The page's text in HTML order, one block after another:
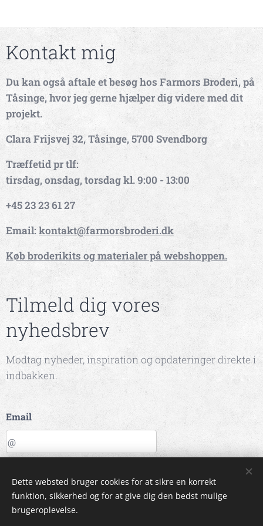
Kontakt mig
Du kan også aftale et besøg hos Farmors Broderi, på
Tåsinge, hvor jeg gerne hjælper dig videre med dit
projekt.
Clara Frijsvej 32, Tåsinge, 5700 Svendborg
Træffetid pr tlf:
tirsdag, onsdag, torsdag kl. 9:00 - 13:00
+45 23 23 61 27
Email:kontakt@farmorsbroderi.dk
Køb broderikits og materialer på webshoppen.
Tilmeld dig vores
nyhedsbrev
Modtag nyheder, inspiration og opdateringer direkte i
indbakken.
Email
Dette websted bruger cookies for at sikre en korrekt
funktion, sikkerhed og for at give dig den bedst mulige
brugeroplevelse.